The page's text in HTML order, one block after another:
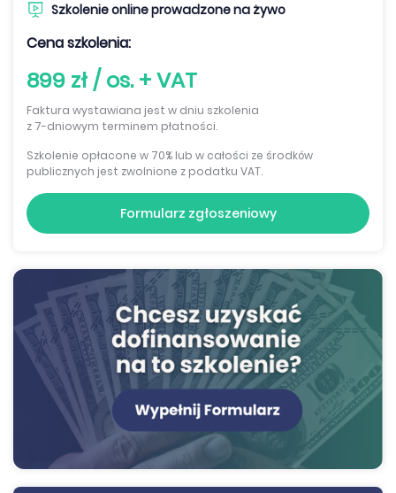
Szkolenie online prowadzone na żywo
Cena szkolenia:
899 zł / os. + VAT
Faktura wystawiana jest w dniu szkolenia
z 7-dniowym terminem płatności.
Szkolenie opłacone w 70% lub w całości ze środków
publicznych jest zwolnione z podatku VAT.
Formularz zgłoszeniowy